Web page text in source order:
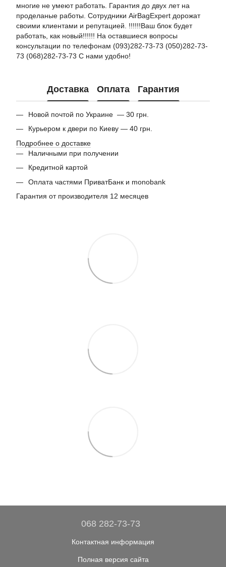
многие не умеют работать. Гарантия до двух лет на
проделаные работы. Сотрудники AirBagExpert дорожат
своими клиентами и репутацией. !!!!!!Ваш блок будет
работать, как новый!!!!!! На оставшиеся вопросы
консультации по телефонам (093)282-73-73 (050)282-73-
73 (068)282-73-73 С нами удобно!
Доставка Оплата Гарантия
Новой почтой по Украине — 30 грн.
Курьером к двери по Киеву — 40 грн.
Подробнее о доставке
Наличными при получении
Кредитной картой
Оплата частями ПриватБанк и monobank
Гарантия от производителя 12 месяцев
068 282-73-73
Контактная информация
Полная версия сайта